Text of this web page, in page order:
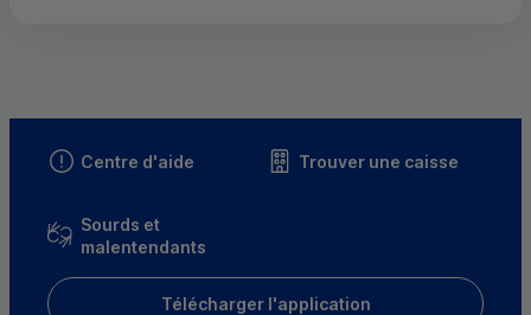
Centre d'aide Trouver une caisse
Sourds et
malentendants
Télécharger l'application